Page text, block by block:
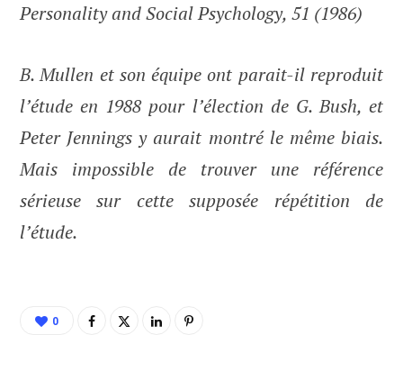
Personality and Social Psychology, 51 (1986)
B. Mullen et son équipe ont parait-il reproduit
l’étude en 1988 pour l’élection de G. Bush, et
Peter Jennings y aurait montré le même biais.
Mais impossible de trouver une référence
sérieuse sur cette supposée répétition de
l’étude.
0